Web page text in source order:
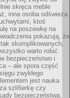
skręca meble
inna osoba odświeża
ktoś
na poszewkę na
pokazują, że
skomplikowanych,
warto robić
bezpieczeństwo i
– ale spora część
zwykłego
jest nauka
szlifierkę czy
bezpieczeństwa,